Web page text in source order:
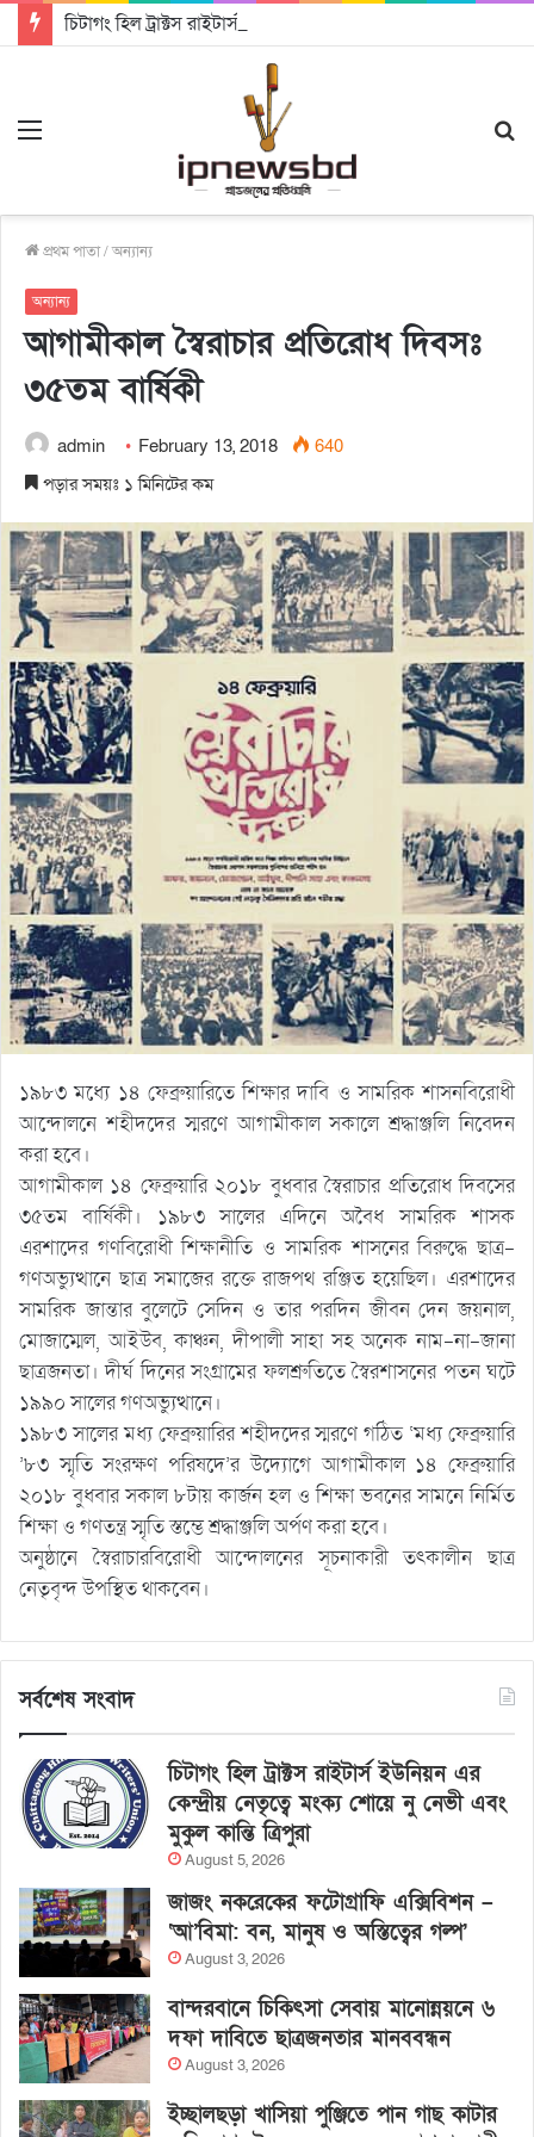
প্রথম পাতা/অন্যান্য
অন্যান্য
আগামীকাল স্বৈরাচার প্রতিরোধ দিবসঃ
৩৫তম বার্ষিকী
admin February 13, 2018
640
পড়ার সময়ঃ ১ মিনিটের কম
১৯৮৩ মধ্যে ১৪ ফেব্রুয়ারিতে শিক্ষার দাবি ও সামরিক শাসনবিরোধী
আন্দোলনে শহীদদের স্মরণে আগামীকাল সকালে শ্রদ্ধাঞ্জলি নিবেদন
করা হবে।
আগামীকাল ১৪ ফেব্রুয়ারি ২০১৮ বুধবার স্বৈরাচার প্রতিরোধ দিবসের
৩৫তম বার্ষিকী। ১৯৮৩ সালের এদিনে অবৈধ সামরিক শাসক
এরশাদের গণবিরোধী শিক্ষানীতি ও সামরিক শাসনের বিরুদ্ধে ছাত্র-
গণঅভ্যুত্থানে ছাত্র সমাজের রক্তে রাজপথ রঞ্জিত হয়েছিল। এরশাদের
সামরিক জান্তার বুলেটে সেদিন ও তার পরদিন জীবন দেন জয়নাল,
মোজাম্মেল, আইউব, কাঞ্চন, দীপালী সাহা সহ অনেক নাম-না-জানা
ছাত্রজনতা। দীর্ঘ দিনের সংগ্রামের ফলশ্রুতিতে স্বৈরশাসনের পতন ঘটে
১৯৯০ সালের গণঅভ্যুত্থানে।
১৯৮৩ সালের মধ্য ফেব্রুয়ারির শহীদদের স্মরণে গঠিত ‘মধ্য ফেব্রুয়ারি
’৮৩ স্মৃতি সংরক্ষণ পরিষদে’র উদ্যোগে আগামীকাল ১৪ ফেব্রুয়ারি
২০১৮ বুধবার সকাল ৮টায় কার্জন হল ও শিক্ষা ভবনের সামনে নির্মিত
শিক্ষা ও গণতন্ত্র স্মৃতি স্তম্ভে শ্রদ্ধাঞ্জলি অর্পণ করা হবে।
অনুষ্ঠানে স্বৈরাচারবিরোধী আন্দোলনের সূচনাকারী তৎকালীন ছাত্র
নেতৃবৃন্দ উপস্থিত থাকবেন।
সর্বশেষ সংবাদ
চিটাগং হিল ট্রাক্টস রাইটার্স ইউনিয়ন এর
কেন্দ্রীয় নেতৃত্বে মংক্য শোয়ে নু নেভী এবং
মুকুল কান্তি ত্রিপুরা
August 5, 2026
জাজং নকরেকের ফটোগ্রাফি এক্সিবিশন –
‘আ’বিমা: বন, মানুষ ও অস্তিত্বের গল্প’
August 3, 2026
বান্দরবানে চিকিৎসা সেবায় মানোন্নয়নে ৬
দফা দাবিতে ছাত্রজনতার মানববন্ধন
August 3, 2026
ইচ্ছালছড়া খাসিয়া পুঞ্জিতে পান গাছ কাটার